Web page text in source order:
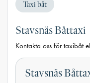
Taxi båt
Stavsnäs Båttaxi
Kontakta oss för taxibåt
Stavsnäs